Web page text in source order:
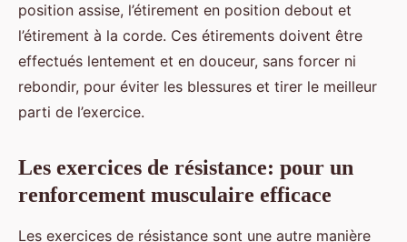
position assise, l’étirement en position debout et
l’étirement à la corde. Ces étirements doivent être
effectués lentement et en douceur, sans forcer ni
rebondir, pour éviter les blessures et tirer le meilleur
parti de l’exercice.
Les exercices de résistance: pour un
renforcement musculaire efficace
Les exercices de résistance sont une autre manière